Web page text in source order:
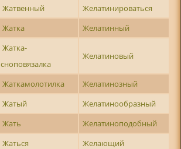
Жатвенный
Желатинироваться
Жатка Желатинный
Жатка-
сноповязалка
Желатиновый
Жаткамолотилка
Желатинозный
Жатый
Желатинообразный
Жать
Желатиноподобный
Жаться
Желающий